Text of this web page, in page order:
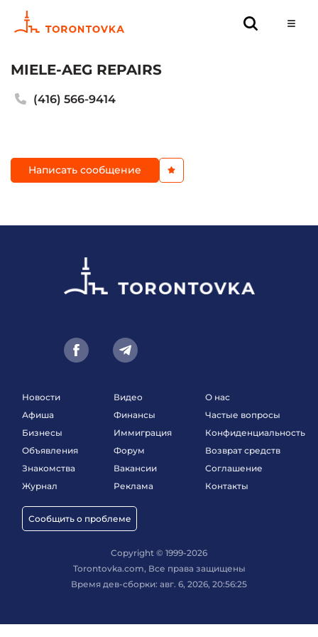
MIELE-AEG REPAIRS
(416) 566-9414
Написать сообщение
Новости
Афиша
Бизнесы
Объявления
Знакомства
Журнал
Сообщить о проблеме
Видео
Финансы
Иммиграция
Форум
Вакансии
Реклама
О нас
Частые вопросы
Конфиденциальность
Возврат средств
Соглашение
Контакты
Copyright © 1999-2026
Torontovka.com, Все права защищены
Время дев-сборки: авг. 6, 2026, 20:56:25